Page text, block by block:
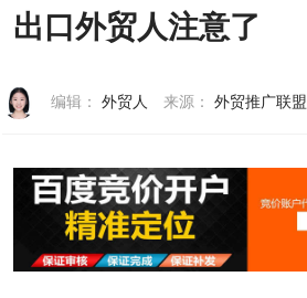
联系我们
出口外贸人注意了
编辑： 外贸人 来源： 外贸推广联盟